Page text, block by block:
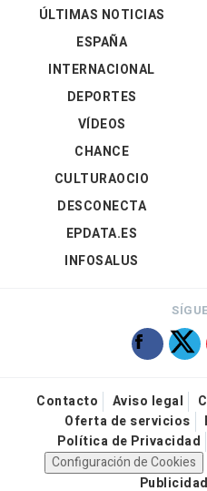
ÚLTIMAS NOTICIAS
ESPAÑA
INTERNACIONAL
DEPORTES
VÍDEOS
CHANCE
CULTURAOCIO
DESCONECTA
EPDATA.ES
INFOSALUS
Contacto Aviso legal
Oferta de servicios
Política de Privacidad
Configuración de Cookies